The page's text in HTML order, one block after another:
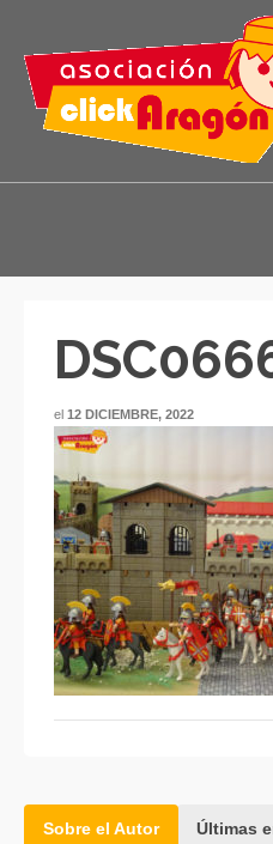
el 12 DICIEMBRE, 2022
Sobre el Autor Últimas